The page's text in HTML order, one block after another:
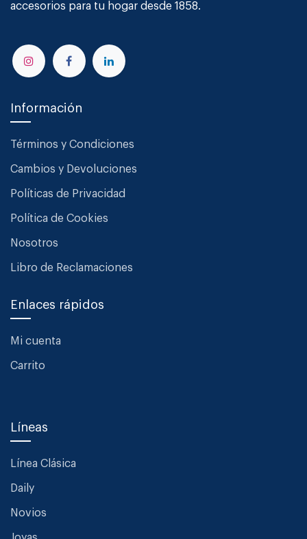
accesorios para tu hogar desde 1858.
Información
Términos y Condiciones
Cambios y Devoluciones
Políticas de Privacidad
Política de Cookies
Nosotros
Libro de Reclamaciones
Enlaces rápidos
Mi cuenta
Carrito
Líneas
Línea Clásica
Daily
Novios